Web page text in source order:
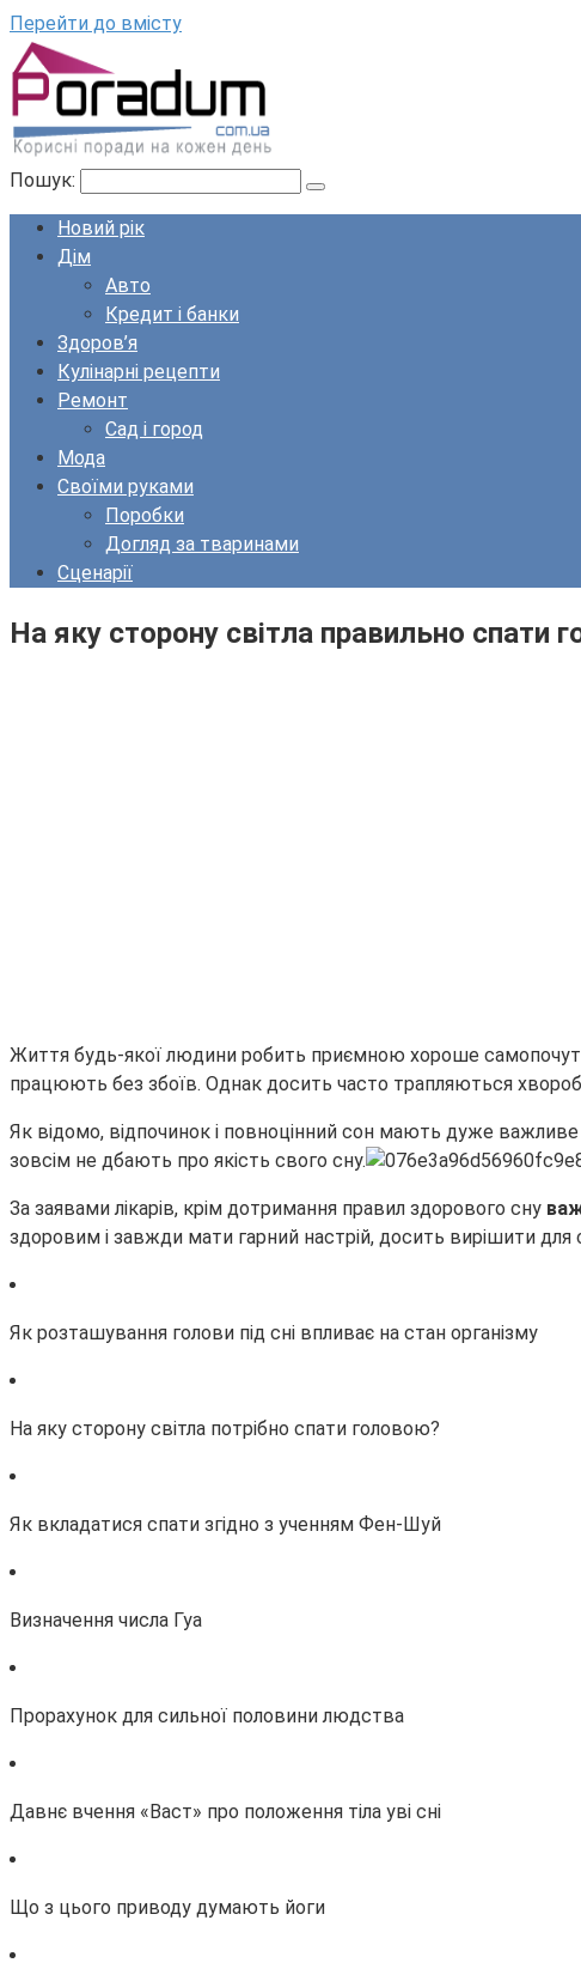
Перейти до вмісту
Пошук:
Новий рік
Дім
Авто
Кредит і банки
Здоров’я
Кулінарні рецепти
Ремонт
Сад і город
Мода
Своїми руками
Поробки
Догляд за тваринами
Сценарії
На яку сторону світла правильно спати
Життя будь-якої людини робить приємною хороше
працюють без збоїв. Однак досить часто трапляються
Як відомо, відпочинок і повноцінний сон мають дуже
зовсім не дбають про якість свого сну.
За заявами лікарів, крім дотримання правил здорового сну
здоровим і завжди мати гарний настрій, досить вирішити для
Як розташування голови під сні впливає на стан організму
На яку сторону світла потрібно спати головою?
Як вкладатися спати згідно з ученням Фен-Шуй
Визначення числа Гуа
Прорахунок для сильної половини людства
Давнє вчення «Васт» про положення тіла уві сні
Що з цього приводу думають йоги